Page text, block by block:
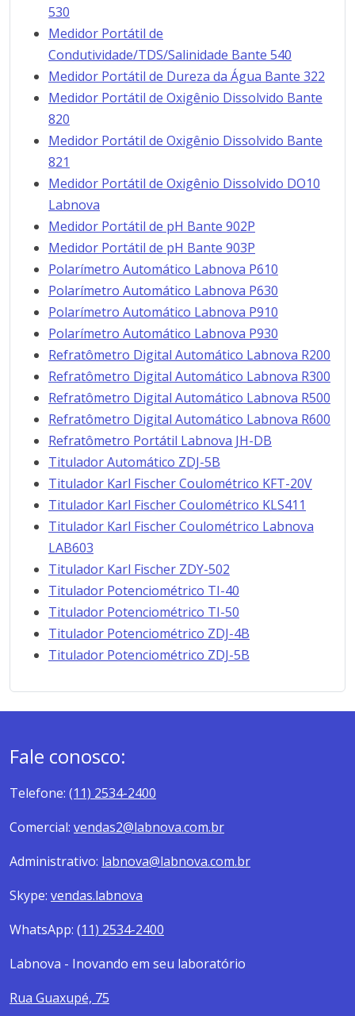
530
Medidor Portátil de
Condutividade/TDS/Salinidade Bante 540
Medidor Portátil de Dureza da Água Bante 322
Medidor Portátil de Oxigênio Dissolvido Bante
820
Medidor Portátil de Oxigênio Dissolvido Bante
821
Medidor Portátil de Oxigênio Dissolvido DO10
Labnova
Medidor Portátil de pH Bante 902P
Medidor Portátil de pH Bante 903P
Polarímetro Automático Labnova P610
Polarímetro Automático Labnova P630
Polarímetro Automático Labnova P910
Polarímetro Automático Labnova P930
Refratômetro Digital Automático Labnova R200
Refratômetro Digital Automático Labnova R300
Refratômetro Digital Automático Labnova R500
Refratômetro Digital Automático Labnova R600
Refratômetro Portátil Labnova JH-DB
Titulador Automático ZDJ-5B
Titulador Karl Fischer Coulométrico KFT-20V
Titulador Karl Fischer Coulométrico KLS411
Titulador Karl Fischer Coulométrico Labnova
LAB603
Titulador Karl Fischer ZDY-502
Titulador Potenciométrico TI-40
Titulador Potenciométrico TI-50
Titulador Potenciométrico ZDJ-4B
Titulador Potenciométrico ZDJ-5B
Fale conosco:
Telefone: (11) 2534-2400
Comercial: vendas2@labnova.com.br
Administrativo: labnova@labnova.com.br
Skype: vendas.labnova
WhatsApp: (11) 2534-2400
Labnova - Inovando em seu laboratório
Rua Guaxupé, 75